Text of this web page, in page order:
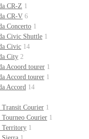
CR-Z 1
CR-V 6
Concerto 1
Civic Shuttle 1
Civic 14
City 2
Acoord tourer 1
Accord tourer 1
Accord 14
Transit Courier 1
Tourneo Courier 1
Territory 1